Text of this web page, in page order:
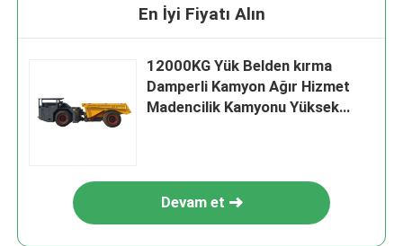
En İyi Fiyatı Alın
12000KG Yük Belden kırma
Damperli Kamyon Ağır Hizmet
Madencilik Kamyonu Yüksek
Devam et